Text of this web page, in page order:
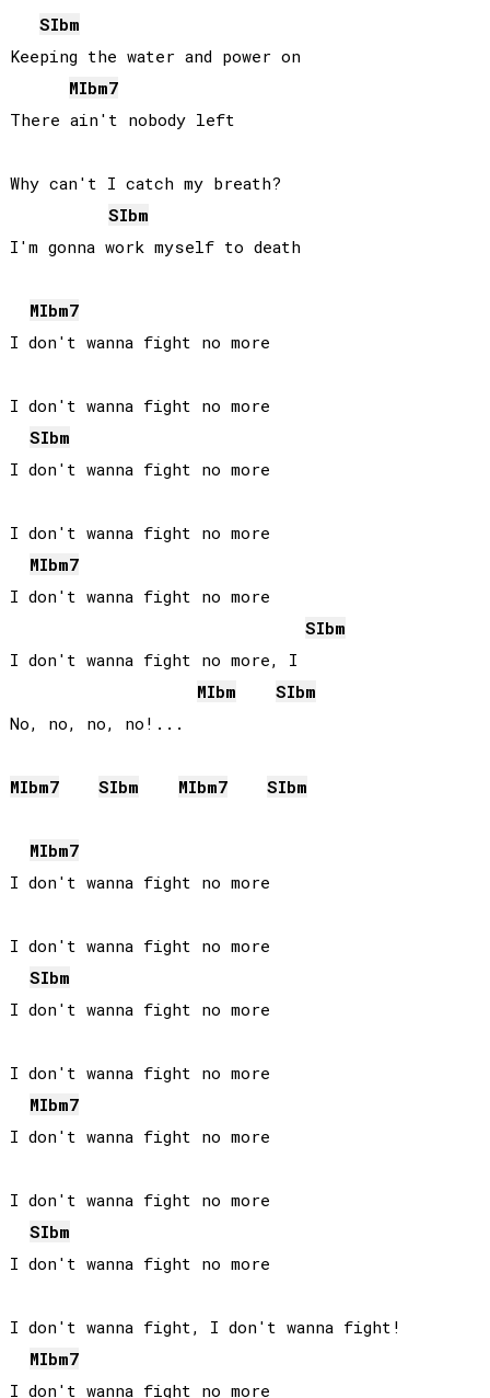
SIbm
Keeping the water and power on
MIbm7
There ain't nobody left
Why can't I catch my breath?
SIbm
I'm gonna work myself to death
MIbm7
I don't wanna fight no more
I don't wanna fight no more
SIbm
I don't wanna fight no more
I don't wanna fight no more
MIbm7
I don't wanna fight no more
SIbm
I don't wanna fight no more, I
MIbm SIbm
No, no, no, no!...
MIbm7 SIbm MIbm7 SIbm
MIbm7
I don't wanna fight no more
I don't wanna fight no more
SIbm
I don't wanna fight no more
I don't wanna fight no more
MIbm7
I don't wanna fight no more
I don't wanna fight no more
SIbm
I don't wanna fight no more
I don't wanna fight, I don't wanna fight!
MIbm7
I don't wanna fight no more